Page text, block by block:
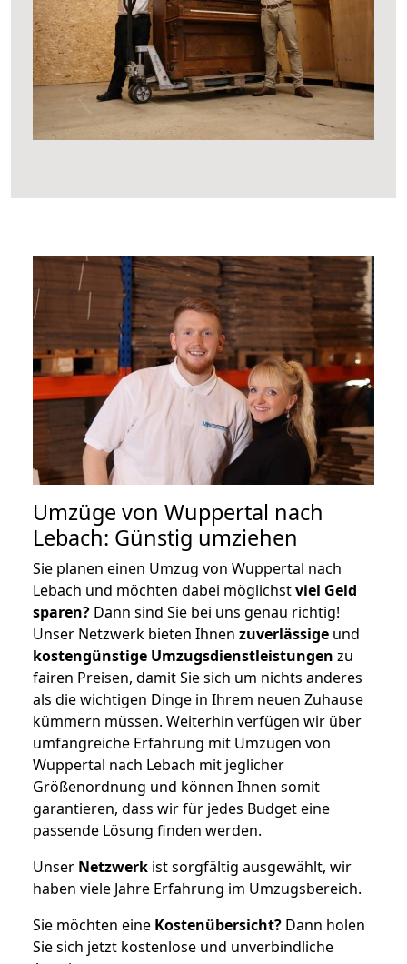
Umzüge von Wuppertal nach
Lebach: Günstig umziehen
Sie planen einen Umzug von Wuppertal nach
Lebach und möchten dabei möglichstviel Geld
sparen? Dann sind Sie bei uns genau richtig!
Unser Netzwerk bieten Ihnen zuverlässige und
kostengünstige Umzugsdienstleistungen zu
fairen Preisen, damit Sie sich um nichts anderes
als die wichtigen Dinge in Ihrem neuen Zuhause
kümmern müssen. Weiterhin verfügen wir über
umfangreiche Erfahrung mit Umzügen von
Wuppertal nach Lebach mit jeglicher
Größenordnung und können Ihnen somit
garantieren, dass wir für jedes Budget eine
passende Lösung finden werden.
Unser Netzwerk ist sorgfältig ausgewählt, wir
haben viele Jahre Erfahrung im Umzugsbereich.
Sie möchten eine Kostenübersicht? Dann holen
Sie sich jetzt kostenlose und unverbindliche